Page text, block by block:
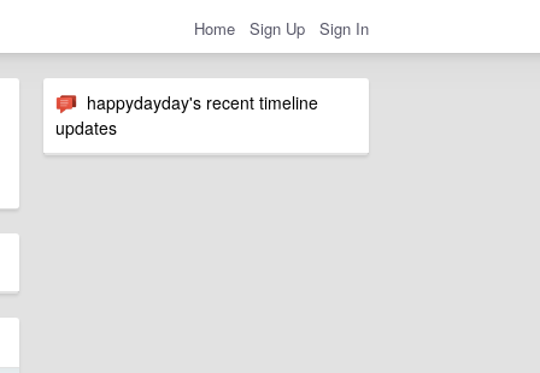
Home Sign Up Sign In
happydayday's recent timeline
updates